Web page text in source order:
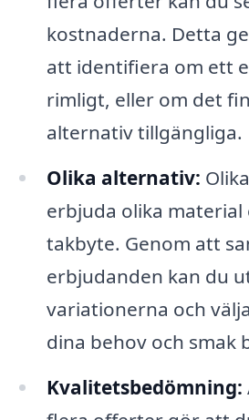
kostnaderna. Detta
att identifiera om ett
rimligt, eller om det
alternativ tillgängliga.
Olika alternativ:
erbjuda olika
takbyte. Genom att
erbjudanden kan du
variationerna och
dina behov och smak
Kvalitetsbedömning: